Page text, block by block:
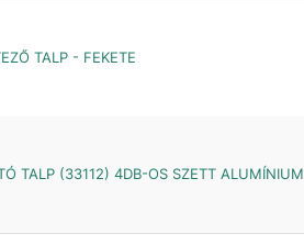
TALP - FEKETE
TALP (33112) 4DB-OS SZETT ALUMÍNIUM